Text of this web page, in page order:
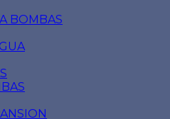
BOMBAS